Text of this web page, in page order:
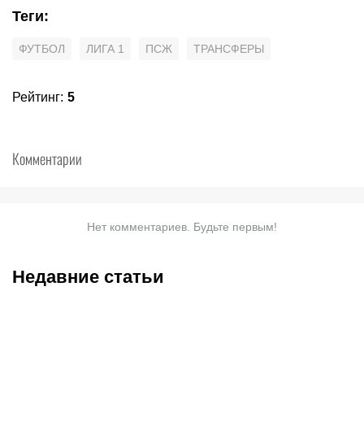
Теги:
ФУТБОЛ ЛИГА 1 ПСЖ ТРАНСФЕРЫ
Рейтинг: 5
Комментарии
Нет комментариев. Будьте первым!
Недавние статьи